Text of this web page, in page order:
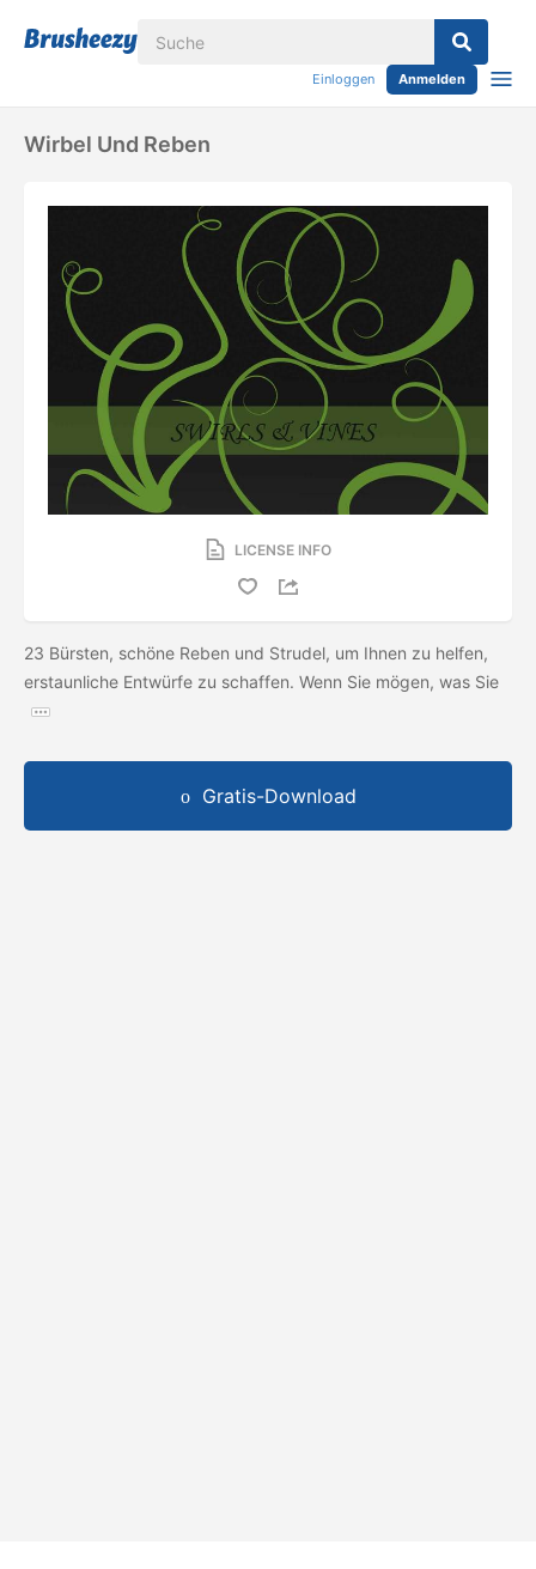
Einloggen Anmelden
Wirbel Und Reben
LICENSE INFO
23 Bürsten, schöne Reben und Strudel, um Ihnen zu helfen,
erstaunliche Entwürfe zu schaffen. Wenn Sie mögen, was Sie
Gratis-Download